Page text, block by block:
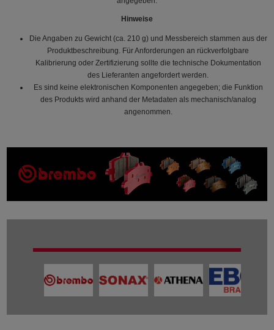
Hinweise
Die Angaben zu Gewicht (ca. 210 g) und Messbereich stammen aus der
Produktbeschreibung. Für Anforderungen an rückverfolgbare
Kalibrierung oder Zertifizierung sollte die technische Dokumentation
des Lieferanten angefordert werden.
Es sind keine elektronischen Komponenten angegeben; die Funktion
des Produkts wird anhand der Metadaten als mechanisch/analog
angenommen.